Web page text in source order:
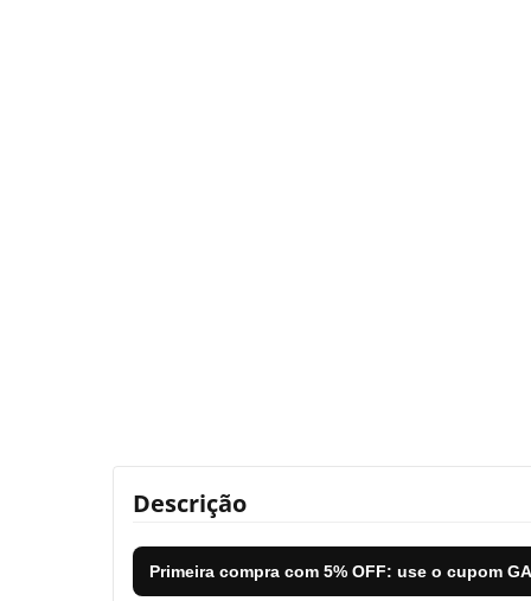
Descrição
Primeira compra com 5% OFF: use o cupom